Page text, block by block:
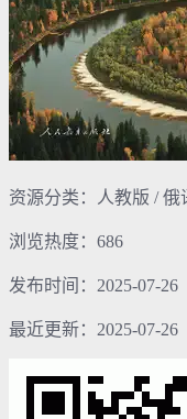
资源分类：人教版 / 俄
浏览热度：686
发布时间：2025-07-26
最近更新：2025-07-26